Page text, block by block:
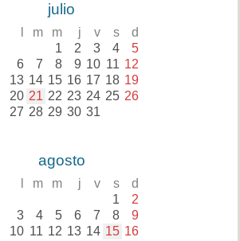
julio
m m j v s d
1 2 3 4 5
6 7 8 9 10 11 12
13 14 15 16 17 18 19
20 21 22 23 24 25 26
27 28 29 30 31
agosto
m m j v s d
1 2
3 4 5 6 7 8 9
10 11 12 13 14 15 16